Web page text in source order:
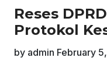
Reses
Protokol
by admin February